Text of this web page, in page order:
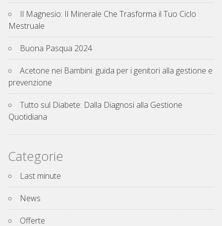
Il Magnesio: Il Minerale Che Trasforma il Tuo Ciclo
Mestruale
Buona Pasqua 2024
Acetone nei Bambini: guida per i genitori alla gestione e
prevenzione
Tutto sul Diabete: Dalla Diagnosi alla Gestione
Quotidiana
Categorie
Last minute
News
Offerte